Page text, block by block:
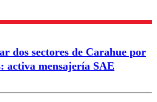
dos sectores de Carahue por
activa mensajería SAE